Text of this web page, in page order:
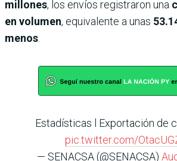
millones, los envíos registraron una
en volumen, equivalente a unas
menos.
Estadísticas l Exportación de
pic.twitter.com/
— SENACSA (@SENACSA)